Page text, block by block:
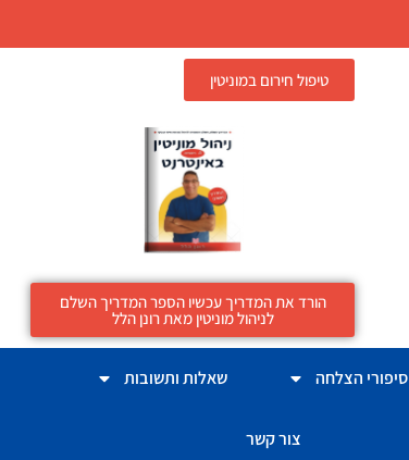
טיפול חירום במוניטין
הורד את המדריך עכשיו הספר המדריך השלם
לניהול מוניטין מאת רונן הלל
סיפורי הצלחה שאלות ותשובות
צור קשר